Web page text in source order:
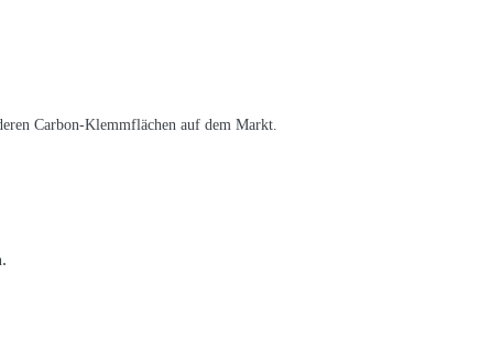
Carbon-Klemmflächen auf dem Markt.
.